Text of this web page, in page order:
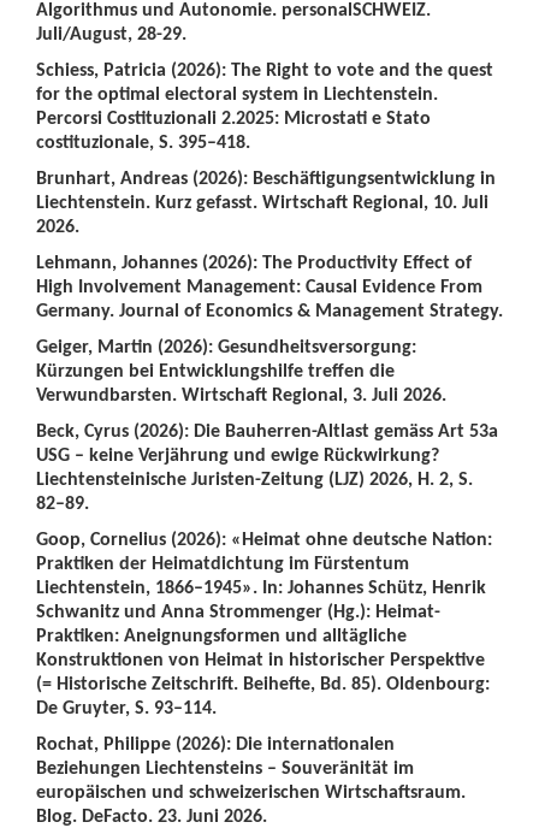
Algorithmus und Autonomie. personalSCHWEIZ.
Juli/August, 28-29.
Schiess, Patricia (2026): The Right to vote and the quest
for the optimal electoral system in Liechtenstein.
Percorsi Costituzionali 2.2025: Microstati e Stato
costituzionale, S. 395–418.
Brunhart, Andreas (2026): Beschäftigungsentwicklung in
Liechtenstein. Kurz gefasst. Wirtschaft Regional, 10. Juli
2026.
Lehmann, Johannes (2026): The Productivity Effect of
High Involvement Management: Causal Evidence From
Germany. Journal of Economics & Management Strategy.
Geiger, Martin (2026): Gesundheitsversorgung:
Kürzungen bei Entwicklungshilfe treffen die
Verwundbarsten. Wirtschaft Regional, 3. Juli 2026.
Beck, Cyrus (2026): Die Bauherren-Altlast gemäss Art 53a
USG – keine Verjährung und ewige Rückwirkung?
Liechtensteinische Juristen-Zeitung (LJZ) 2026, H. 2, S.
82–89.
Goop, Cornelius (2026): «Heimat ohne deutsche Nation:
Praktiken der Heimatdichtung im Fürstentum
Liechtenstein, 1866–1945». In: Johannes Schütz, Henrik
Schwanitz und Anna Strommenger (Hg.): Heimat-
Praktiken: Aneignungsformen und alltägliche
Konstruktionen von Heimat in historischer Perspektive
(= Historische Zeitschrift. Beihefte, Bd. 85). Oldenbourg:
De Gruyter, S. 93–114.
Rochat, Philippe (2026): Die internationalen
Beziehungen Liechtensteins – Souveränität im
europäischen und schweizerischen Wirtschaftsraum.
Blog. DeFacto. 23. Juni 2026.